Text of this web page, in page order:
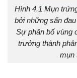
Hình 4.1 Mụn
bởi những sẩn
Sự phân bố vùng
trưởng thành
mụn